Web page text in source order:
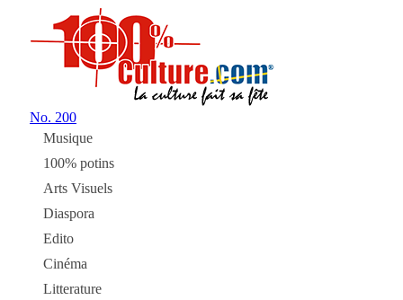
No. 200
Musique
100% potins
Arts Visuels
Diaspora
Edito
Cinéma
Litterature